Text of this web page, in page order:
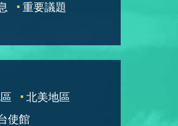
重要議題
北美地區
使館